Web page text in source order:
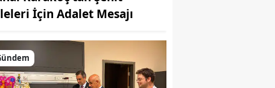
İçin Adalet Mesajı